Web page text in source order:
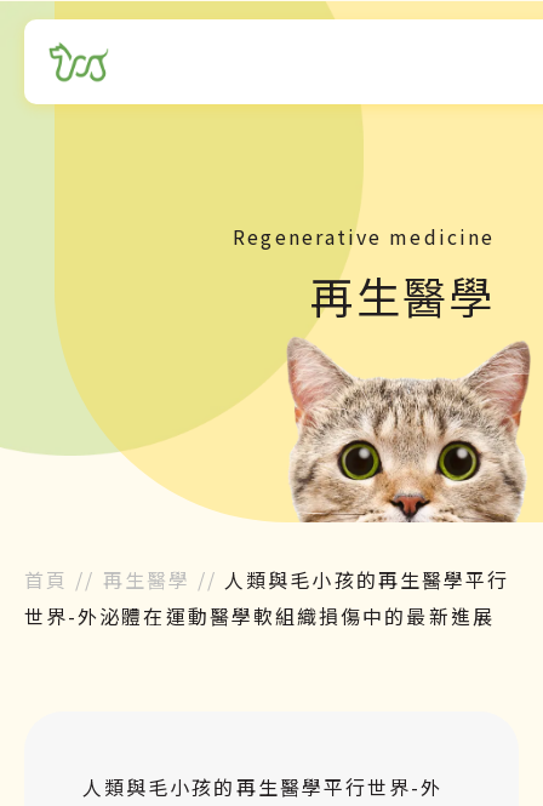
Regenerative medicine
再生醫學
首頁 // 再生醫學 // 人類與毛小孩的再生醫學平行
世界-外泌體在運動醫學軟組織損傷中的最新進展
人類與毛小孩的再生醫學平行世界-外